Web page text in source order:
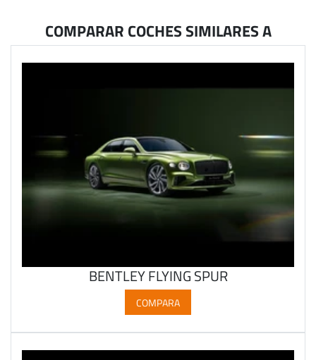
COMPARAR COCHES SIMILARES A
BENTLEY FLYING SPUR
COMPARA